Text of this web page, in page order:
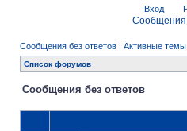
Вход
Сообщения
Сообщения без ответов | Активные темы
Список форумов
Сообщения без ответов